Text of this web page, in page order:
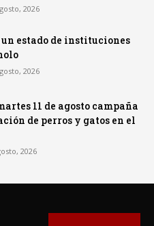
2026
estado de instituciones
2026
11 de agosto campaña
de perros y gatos en el
2026